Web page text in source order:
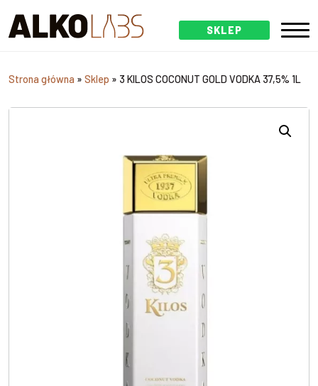
SKLEP
Strona główna » Sklep » 3 KILOS COCONUT GOLD VODKA 37,5% 1L